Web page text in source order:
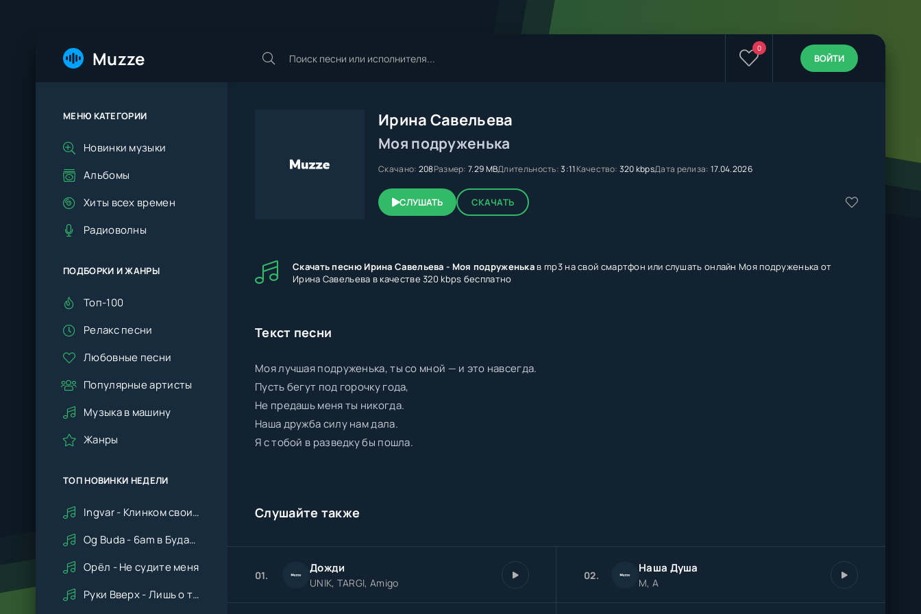
Muzze 0
ВОЙТИ
Ирина Савельева
Моя подруженька
Скачано: 208Размер: 7.29 MBДлительность:3:11Качество: 320 kbpsДата релиза: 17.04.2026
СЛУШАТЬ СКАЧАТЬ
Скачать песню Ирина Савельева - Моя подруженька в mp3 на свой смартфон или слушать онлайн Моя подруженька от
Ирина Савельева в качестве 320 kbps бесплатно
Текст песни
Моя лучшая подруженька, ты со мной — и это навсегда.
Пусть бегут под горочку года,
Не предашь меня ты никогда.
Наша дружба силу нам дала.
Я с тобой в разведку бы пошла.
Слушайте также
01. Дожди
UNIK, TARGI, Amigo
02. Наша Душа
M, A
МЕНЮ КАТЕГОРИИ
Новинки музыки
Альбомы
Хиты всех времен
Радиоволны
ПОДБОРКИ И ЖАНРЫ
Топ-100
Релакс песни
Любовные песни
Популярные артисты
Музыка в машину
Жанры
ТОП НОВИНКИ НЕДЕЛИ
Ingvar - Клинком своим ударишь ты по сердцу мне
Og Buda - 6am в Будапеште
Орёл - Не судите меня
Руки Вверх - Лишь о тебе мечтая (Remix cover Deep House)